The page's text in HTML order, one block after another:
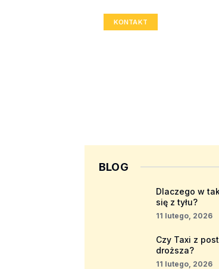
KONTAKT
BLOG
Dlaczego w
się z tyłu?
11 lutego, 2026
Czy Taxi z
droższa?
11 lutego, 2026